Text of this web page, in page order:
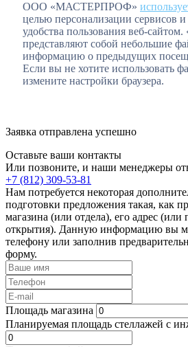
ООО «МАСТЕРПРОФ»
целью персонализации сервисов
удобства пользования веб-сайтом.
представляют собой небольшие
информацию о предыдущих
Если вы не хотите использовать
измените настройки браузера.
Заявка отправлена успешно
Оставьте ваши контакты
Или позвоните, и наши менеджеры
+7 (812) 309-53-81
Нам потребуется некоторая
подготовки предложения такая, как
магазина (или отдела), его адрес
открытия). Данную информацию вы
телефону или заполнив
форму.
Площадь магазина
Планируемая площадь стеллажей с